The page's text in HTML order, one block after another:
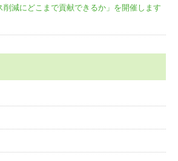
削減にどこまで貢献できるか」を開催します